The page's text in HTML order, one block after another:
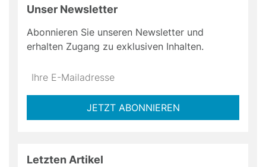
Unser Newsletter
Abonnieren Sie unseren Newsletter und
erhalten Zugang zu exklusiven Inhalten.
Do
*Ihre
JETZT ABONNIEREN
Letzten Artikel